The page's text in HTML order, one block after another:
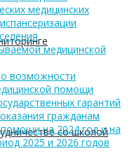
со школой
медицинских
медицинской
возможности
помощи
гарантий
гражданам
на 2024 год и на
2025 и 2026 годов